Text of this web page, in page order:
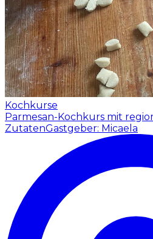
Kochkurse
Parmesan-Kochkurs mit
ZutatenGastgeber: Micaela